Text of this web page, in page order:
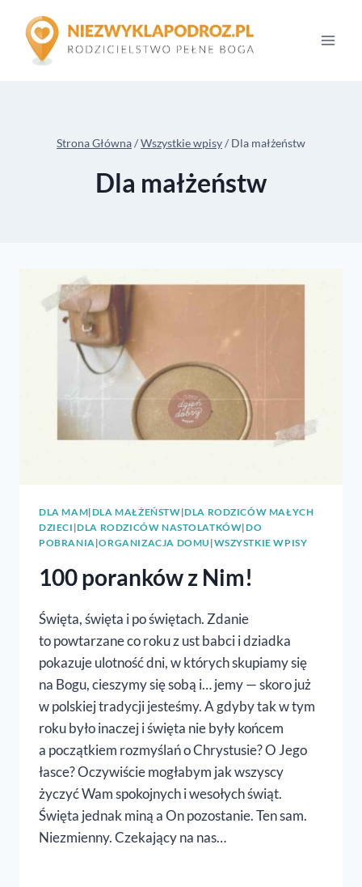
treści
Strona Główna/Wszystkie wpisy/ Dla małżeństw
Dla małżeństw
DLA MAM|DLA MAŁŻEŃSTW|DLA RODZICÓW MAŁYCH
DZIECI |DLA RODZICÓW NASTOLATKÓW|DO
POBRANIA |ORGANIZACJA DOMU |WSZYSTKIE WPISY
100 poranków z Nim!
Święta, święta i po świętach. Zdanie
to powtarzane co roku z ust babci i dziadka
pokazuje ulotność dni, w których skupiamy się
na Bogu, cieszymy się sobą i… jemy — skoro już
w polskiej tradycji jesteśmy. A gdyby tak w tym
roku było inaczej i święta nie były końcem
a początkiem rozmyślań o Chrystusie? O Jego
łasce? Oczywiście mogłabym jak wszyscy
życzyć Wam spokojnych i wesołych świąt.
Święta jednak miną a On pozostanie. Ten sam.
Niezmienny. Czekający na nas…